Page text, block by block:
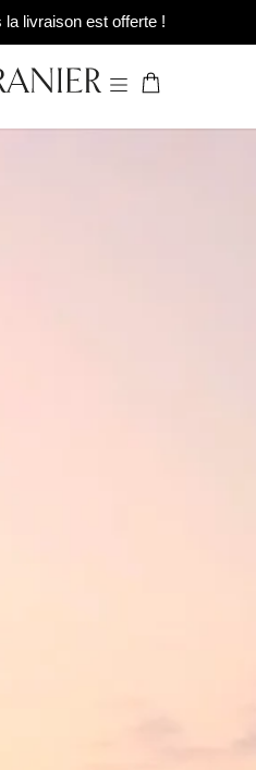
livraison est offerte !